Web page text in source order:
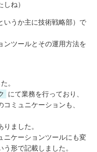
ね）
いうか主に技術戦略部）で
ンツールとその運用方法を
。
にて業務を行っており、
ミュニケーションも、
りました。
ニケーションツールにも変
形で記載しました。